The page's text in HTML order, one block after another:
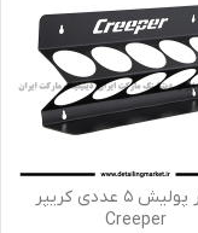
هولدر پولیش ۵ عددی کریپر
Creeper